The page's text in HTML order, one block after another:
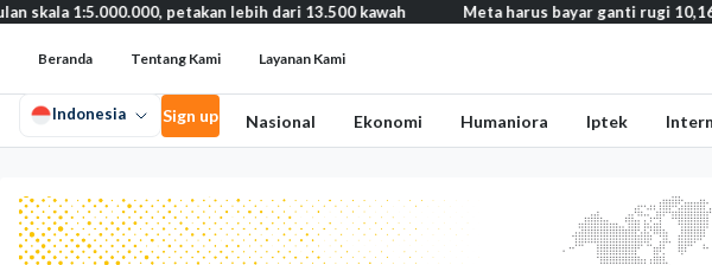
petakan lebih dari 13.500 kawah Meta harus bayar ganti rugi 10,16 triliun
Beranda Tentang Kami Layanan Kami
Indonesia Sign up Nasional Ekonomi Humaniora Iptek